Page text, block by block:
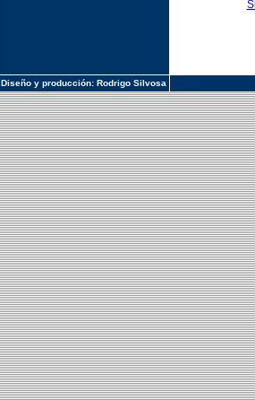
Diseño y producción: Rodrigo Silvosa